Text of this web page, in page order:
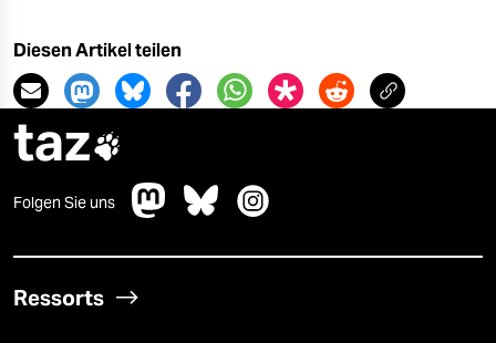
Diesen Artikel teilen
taz
Folgen Sie uns
Ressorts